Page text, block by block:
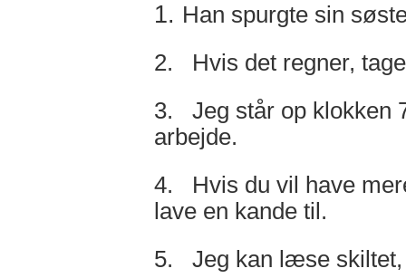
1. Han spurgte sin
2. Hvis det regner,
3. Jeg står op klokken
arbejde.
4. Hvis du vil have
lave en kande til.
5. Jeg kan læse skiltet,